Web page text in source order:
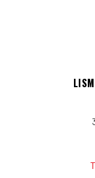
T